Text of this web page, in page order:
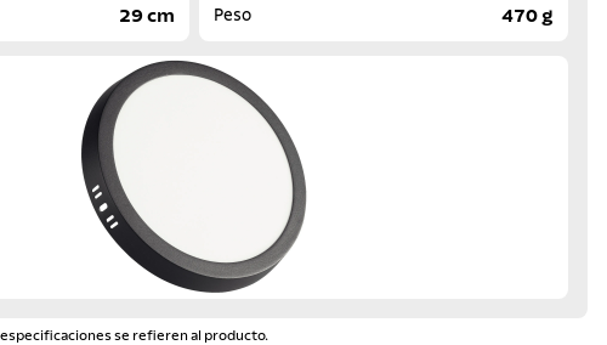
29 cm Peso 470 g
se refieren al producto.